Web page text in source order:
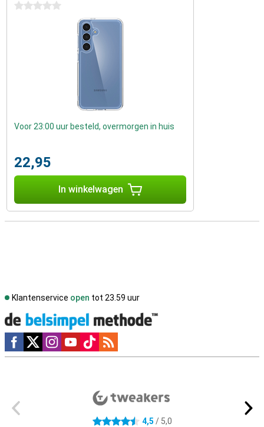
0 sterren
Voor 23:00 uur besteld, overmorgen in huis
22,95
In winkelwagen
Klantenservice open tot 23.59 uur
Social media
4.5 sterren 4,5 / 5,0